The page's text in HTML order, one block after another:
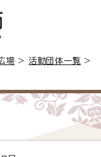
場 > 活動団体一覧 >